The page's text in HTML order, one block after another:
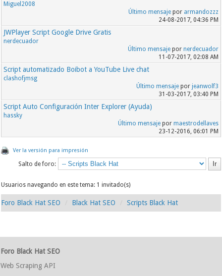
Miguel2008
Último mensajepor armandozzz
24-08-2017, 04:36 PM
JWPlayer Script Google Drive Gratis
nerdecuador
Último mensajepor nerdecuador
11-07-2017, 02:08 AM
Script automatizado Boibot a YouTube Live chat
clashofjmsg
Último mensajepor jeanwolf3
31-03-2017, 03:40 PM
Script Auto Configuración Inter Explorer (Ayuda)
hassky
Último mensajepor maestrodellaves
23-12-2016, 06:01 PM
Ver la versión para impresión
Salto de foro:
Usuarios navegando en este tema: 1 invitado(s)
Foro Black Hat SEO Black Hat SEO Scripts Black Hat
Foro Black Hat SEO
Web Scraping API